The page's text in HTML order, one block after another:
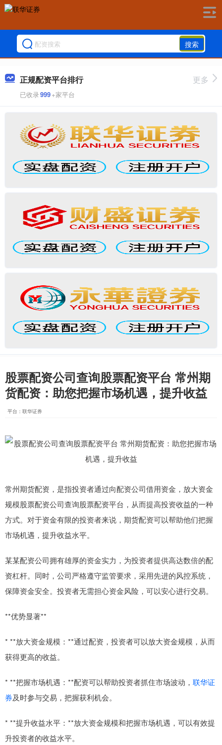
搜索
正规配资平台排行
已收录999+家平台
更多
股票配资公司查询股票配资平台 常州期
货配资：助您把握市场机遇，提升收益
平台：联华证券
常州期货配资，是指投资者通过向配资公司借用资金，放大资金
规模股票配资公司查询股票配资平台，从而提高投资收益的一种
方式。对于资金有限的投资者来说，期货配资可以帮助他们把握
市场机遇，提升收益水平。
某某配资公司拥有雄厚的资金实力，为投资者提供高达数倍的配
资杠杆。同时，公司严格遵守监管要求，采用先进的风控系统，
保障资金安全。投资者无需担心资金风险，可以安心进行交易。
**优势显著**
* **放大资金规模：**通过配资，投资者可以放大资金规模，从而
获得更高的收益。
* **把握市场机遇：**配资可以帮助投资者抓住市场波动， 联华证
券及时参与交易，把握获利机会。
* **提升收益水平：**放大资金规模和把握市场机遇，可以有效提
升投资者的收益水平。